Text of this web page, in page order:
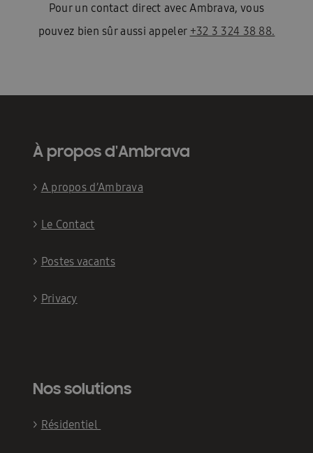
Pour un contact direct avec Ambrava, vous
pouvez bien sûr aussi appeler +32 3 324 38 88.
À propos d'Ambrava
> A propos d’Ambrava
> Le Contact
> Postes vacants
> Privacy
Nos solutions
> Résidentiel